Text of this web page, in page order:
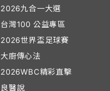
2026九合一大選
台灣100 公益專區
2026世界盃足球賽
大廚傳心法
2026WBC精彩直擊
良醫說